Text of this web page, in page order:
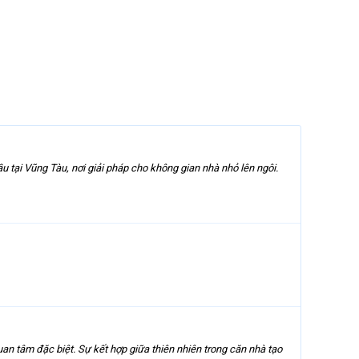
tại Vũng Tàu, nơi giải pháp cho không gian nhà nhỏ lên ngôi.
tâm đặc biệt. Sự kết hợp giữa thiên nhiên trong căn nhà tạo